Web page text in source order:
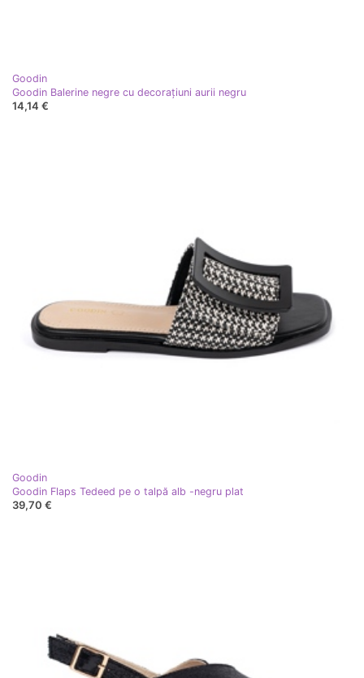
Goodin
Goodin Balerine negre cu decorațiuni aurii negru
14,14 €
Goodin
Goodin Flaps Tedeed pe o talpă alb -negru plat
39,70 €